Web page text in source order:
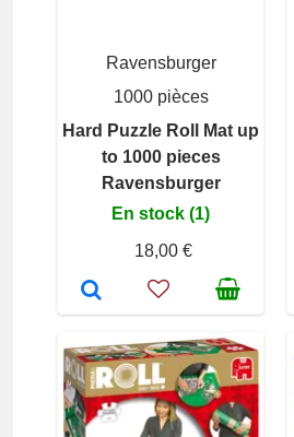
Ravensburger
1000 pièces
Hard Puzzle Roll Mat up
to 1000 pieces
Ravensburger
En stock (1)
18,00 €